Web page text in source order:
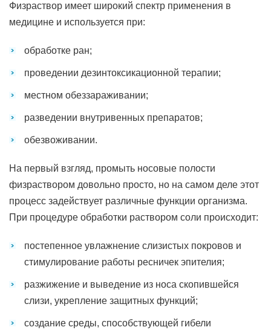
Физраствор имеет широкий спектр применения в
медицине и используется при:
обработке ран;
проведении дезинтоксикационной терапии;
местном обеззараживании;
разведении внутривенных препаратов;
обезвоживании.
На первый взгляд, промыть носовые полости
физраствором довольно просто, но на самом деле этот
процесс задействует различные функции организма.
При процедуре обработки раствором соли происходит:
постепенное увлажнение слизистых покровов и
стимулирование работы ресничек эпителия;
разжижение и выведение из носа скопившейся
слизи, укрепление защитных функций;
создание среды, способствующей гибели